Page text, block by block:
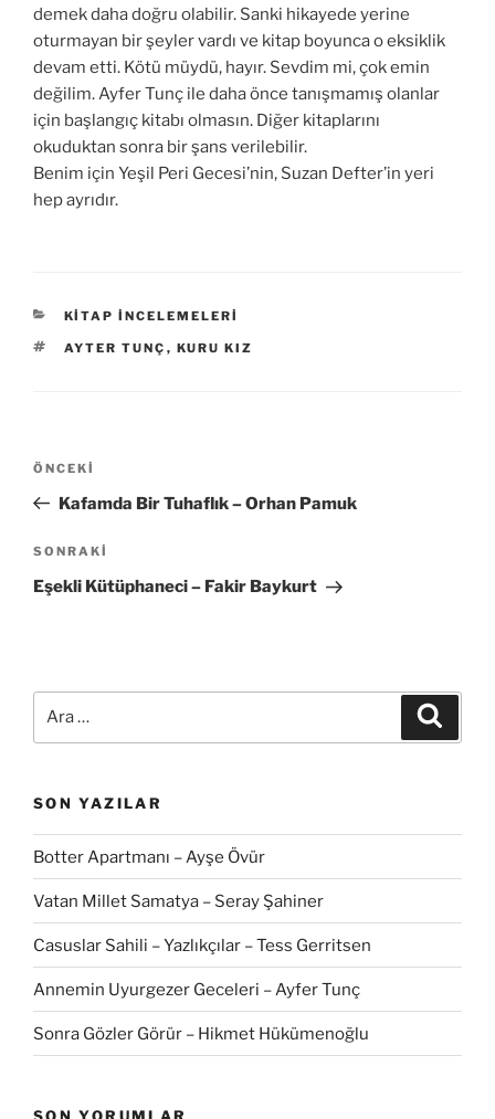
demek daha doğru olabilir. Sanki hikayede yerine
oturmayan bir şeyler vardı ve kitap boyunca o eksiklik
devam etti. Kötü müydü, hayır. Sevdim mi, çok emin
değilim. Ayfer Tunç ile daha önce tanışmamış olanlar
için başlangıç kitabı olmasın. Diğer kitaplarını
okuduktan sonra bir şans verilebilir.
Benim için Yeşil Peri Gecesi’nin, Suzan Defter’in yeri
hep ayrıdır.
KATEGORILER
KITAP İNCELEMELERI
ETIKETLER
AYTER TUNÇ , KURU KIZ
Yazı
Önceki
Yazı
ÖNCEKI
Kafamda Bir Tuhaflık – Orhan Pamuk
Sonraki
Yazı
SONRAKI
Eşekli Kütüphaneci – Fakir Baykurt
SON YAZILAR
Botter Apartmanı – Ayşe Övür
Vatan Millet Samatya – Seray Şahiner
Casuslar Sahili – Yazlıkçılar – Tess Gerritsen
Annemin Uyurgezer Geceleri – Ayfer Tunç
Sonra Gözler Görür – Hikmet Hükümenoğlu